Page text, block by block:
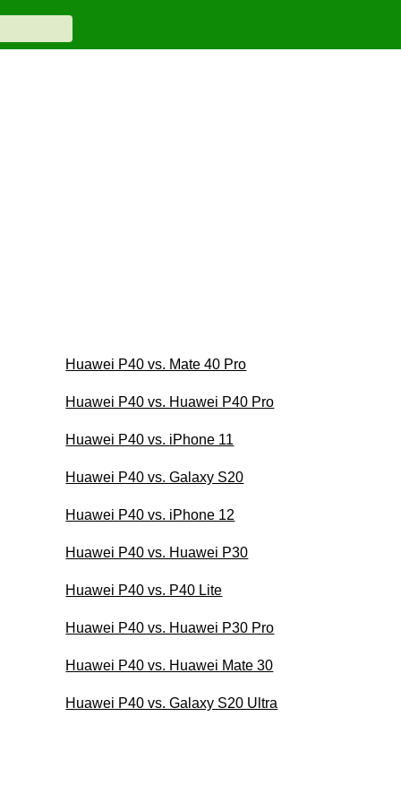
Huawei P40 vs. Mate 40 Pro
Huawei P40 vs. Huawei P40 Pro
Huawei P40 vs. iPhone 11
Huawei P40 vs. Galaxy S20
Huawei P40 vs. iPhone 12
Huawei P40 vs. Huawei P30
Huawei P40 vs. P40 Lite
Huawei P40 vs. Huawei P30 Pro
Huawei P40 vs. Huawei Mate 30
Huawei P40 vs. Galaxy S20 Ultra